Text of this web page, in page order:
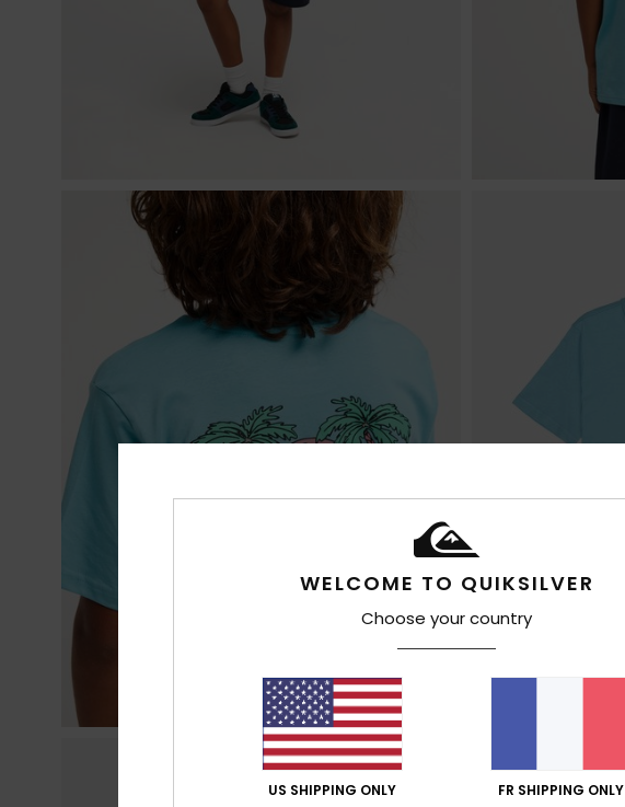
WELCOME TO QUIKSILVER
Choose your country
US SHIPPING ONLY FR SHIPPING ONLY